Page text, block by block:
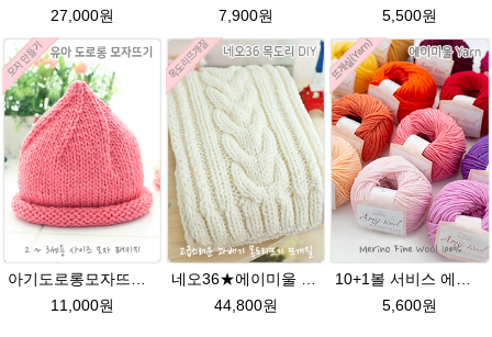
27,000원
7,900원
5,500원
11,000원
44,800원
5,600원